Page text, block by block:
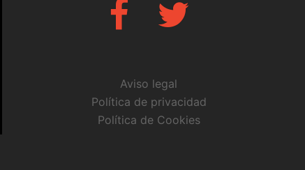
Aviso legal
Política de privacidad
Política de Cookies